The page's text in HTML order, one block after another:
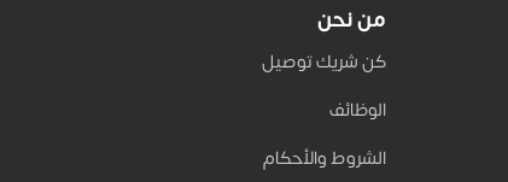
من نحن
كن شريك توصيل
الوظائف
الشروط والأحكام